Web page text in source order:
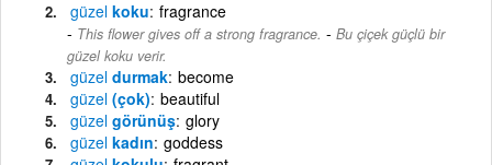
güzel koku fragrance
This flower gives off a strong fragrance. - Bu çiçek güçlü bir
güzel koku verir.
güzel durmak become
güzel (çok) beautiful
güzel görünüş glory
güzel kadın goddess